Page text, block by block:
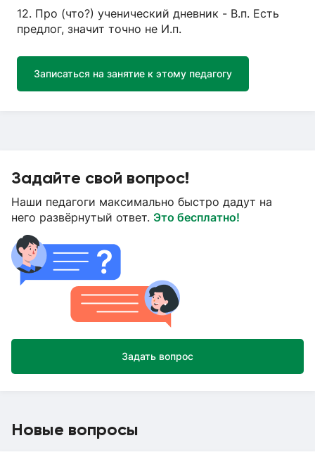
12. Про (что?) ученический дневник - В.п. Есть
предлог, значит точно не И.п.
Записаться на занятие к этому педагогу
Задайте свой вопрос!
Наши педагоги максимально быстро дадут на
него развёрнутый ответ. Это бесплатно!
Задать вопрос
Новые вопросы